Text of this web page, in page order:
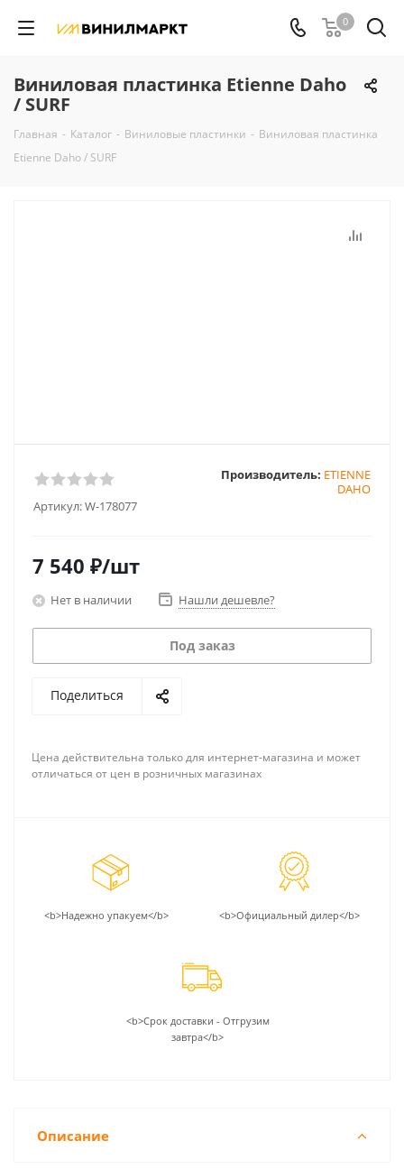
0
Виниловая пластинка Etienne Daho
/ SURF
Главная - Каталог - Виниловые пластинки - Виниловая пластинка
Etienne Daho / SURF
Артикул:W-178077
Производитель: ETIENNE
DAHO
7 540 ₽/шт
Нет в наличии Нашли дешевле?
Под заказ
Поделиться
Цена действительна только для интернет-магазина и может
отличаться от цен в розничных магазинах
<b>Надежно упакуем</b> <b>Официальный дилер</b>
<b>Срок доставки - Отгрузим
завтра</b>
Описание